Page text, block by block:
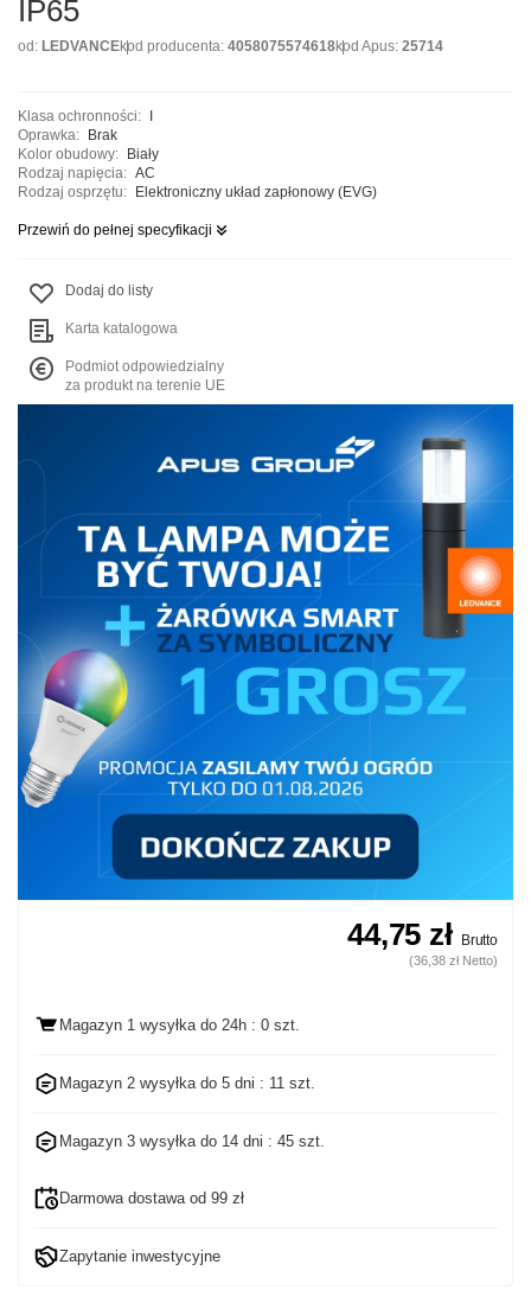
IP65
od: LEDVANCEkod producenta: 4058075574618kod Apus: 25714
Klasa ochronności: I
Oprawka: Brak
Kolor obudowy: Biały
Rodzaj napięcia: AC
Rodzaj osprzętu: Elektroniczny układ zapłonowy (EVG)
Przewiń do pełnej specyfikacji
Dodaj do listy
Karta katalogowa
Podmiot odpowiedzialny
za produkt na terenie UE
44,75 zł Brutto
(36,38 zł Netto)
Magazyn 1 wysyłka do 24h : 0 szt.
Magazyn 2 wysyłka do 5 dni : 11 szt.
Magazyn 3 wysyłka do 14 dni : 45 szt.
Darmowa dostawa od 99 zł
Zapytanie inwestycyjne